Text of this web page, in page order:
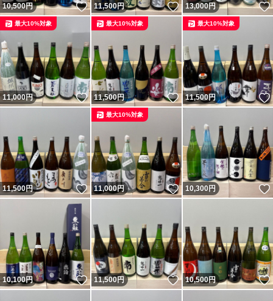
10,500円 いいね！
11,500円 いいね！
13,000円
11,000円 いいね！
最大10%対象
11,500円 いいね！
最大10%対象
11,500円
最大10%対象
11,500円 いいね！
11,000円 いいね！
最大10%対象
10,300円
10,100円 いいね！
11,500円 いいね！
10,500円